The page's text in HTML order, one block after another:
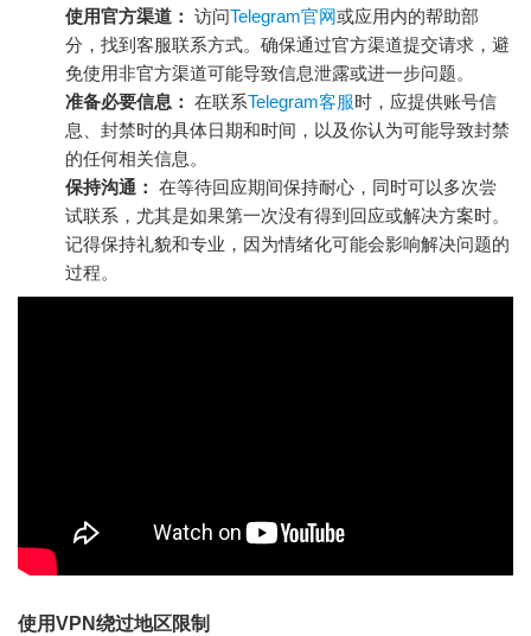
使用官方渠道： 访问Telegram官网或应用内的帮助部
分，找到客服联系方式。确保通过官方渠道提交请求，避
免使用非官方渠道可能导致信息泄露或进一步问题。
准备必要信息： 在联系Telegram客服时，应提供账号信
息、封禁时的具体日期和时间，以及你认为可能导致封禁
的任何相关信息。
保持沟通： 在等待回应期间保持耐心，同时可以多次尝
试联系，尤其是如果第一次没有得到回应或解决方案时。
记得保持礼貌和专业，因为情绪化可能会影响解决问题的
过程。
使用VPN绕过地区限制